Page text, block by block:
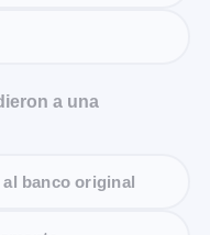
a una
banco original